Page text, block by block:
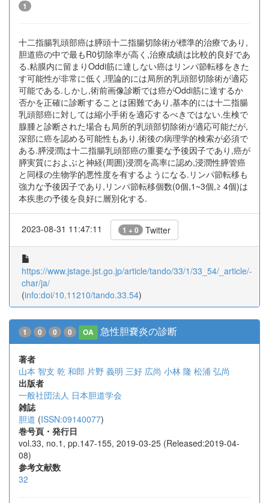
1
十二指腸乳頭部癌は膵頭十二指腸切除術が標準的治療であり,
胆道癌の中で最もR0切除率が高く,治療成績は比較的良好であ
る.粘膜内に留まりOddi筋に達しない癌はリンパ節転移をきた
す可能性が非常に低く,理論的には局所的乳頭部切除術が適応
可能である.しかし,術前画像診断では癌がOddi筋に達するか
否かを正確に診断することは困難であり,基本的には十二指腸
乳頭部癌に対しては縮小手術を適応するべきではない.生検で
腺腫と診断された場合も局所的乳頭部切除術が適応可能だが,
深部に癌を認める可能性もあり,術後の病理学的検索が必須で
ある.膵浸潤は十二指腸乳頭部癌の重要な予後因子であり,癌が
膵実質におよぶと神経(周囲)浸潤を高率に認め,浸潤性膵管癌
と同様の生物学的悪性度を有するようになる.リンパ節転移も
強力な予後因子であり,リンパ節転移個数(0個,1~3個,≥ 4個)は
本疾患の予後を良好に層別化する.
2023-08-31 11:47:11 1 + 0 Twitter
https://www.jstage.jst.go.jp/article/tando/33/1/33_54/_article/-
char/ja/
(info:doi/10.11210/tando.33.54)
1 0 0 0 OA 急性胆嚢炎の診断
著者
山本 智支 乾 和郎 片野 義明 三好 広尚 小林 隆 松浦 弘尚
出版者
一般社団法人 日本胆道学会
雑誌
胆道 (ISSN:09140077)
巻号頁・発行日
vol.33, no.1, pp.147-155, 2019-03-25 (Released:2019-04-
08)
参考文献数
32